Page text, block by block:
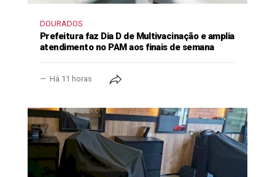
DOURADOS
Prefeitura faz Dia D de Multivacinação e amplia
atendimento no PAM aos finais de semana
Há 11 horas